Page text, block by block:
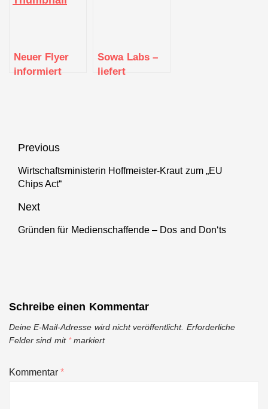
der Digital
Neuer Flyer
informiert
Sowa Labs –
liefert
Beitragsnavigation
Previous
Previous
post:
Wirtschaftsministerin Hoffmeister-Kraut zum „EU
Chips Act“
Next
Next
Gründen für Medienschaffende – Dos and Don‘ts
Schreibe einen Kommentar
Deine E-Mail-Adresse wird nicht veröffentlicht. Erforderliche
Felder sind mit *markiert
Kommentar*